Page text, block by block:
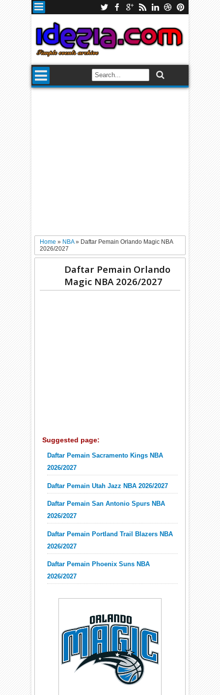
Home» NBA» Daftar Pemain Orlando Magic NBA
2026/2027
Daftar Pemain Orlando
Magic NBA 2026/2027
Suggested page:
Daftar Pemain Sacramento Kings NBA
2026/2027
Daftar Pemain Utah Jazz NBA 2026/2027
Daftar Pemain San Antonio Spurs NBA
2026/2027
Daftar Pemain Portland Trail Blazers NBA
2026/2027
Daftar Pemain Phoenix Suns NBA
2026/2027